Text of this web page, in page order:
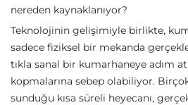
nereden kaynaklanıyor?
Teknolojinin gelişimiyle birlikte,
sadece fiziksel bir mekanda
tıkla sanal bir kumarhaneye adım
kopmalarına sebep olabiliyor.
sunduğu kısa süreli heyecanı, gerçek